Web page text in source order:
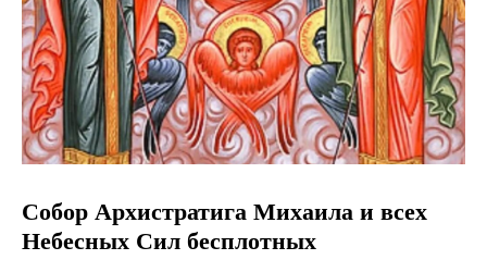
Собор Архистратига Михаила и всех
Небесных Сил бесплотных